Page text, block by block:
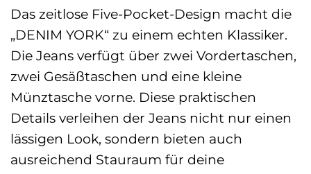
Das zeitlose Five-Pocket-Design macht die
„DENIM YORK“ zu einem echten Klassiker.
Die Jeans verfügt über zwei Vordertaschen,
zwei Gesäßtaschen und eine kleine
Münztasche vorne. Diese praktischen
Details verleihen der Jeans nicht nur einen
lässigen Look, sondern bieten auch
ausreichend Stauraum für deine